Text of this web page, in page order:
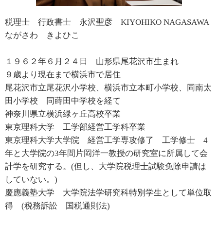
税理士 行政書士 永沢聖彦 KIYOHIKO NAGASAWA
ながさわ きよひこ
１９６２年６月２４日 山形県尾花沢市生まれ
９歳より現在まで横浜市で居住
尾花沢市立尾花沢小学校、横浜市立本町小学校、同南太
田小学校 同蒔田中学校を経て
神奈川県立横浜緑ヶ丘高校卒業
東京理科大学 工学部経営工学科卒業
東京理科大学大学院 経営工学専攻修了 工学修士 4
年と大学院の3年間片岡洋一教授の研究室に所属して会
計学を研究する。(但し、大学院税理士試験免除申請は
していない。)
慶應義塾大学 大学院法学研究科特別学生として単位取
得 (税務訴訟 国税通則法)